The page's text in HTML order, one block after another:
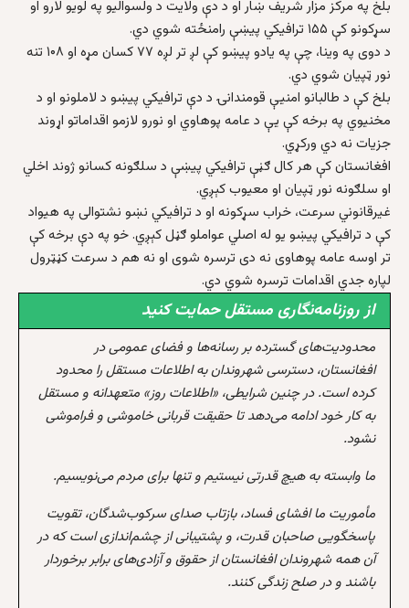
بلخ په مرکز مزار شریف ښار او د دې ولایت د ولسوالیو په لویو لارو او
سړکونو کې ۱۵۵ ترافیکي پیښې رامنځته شوي دي.
د دوی په وینا، چې په یادو پیښو کې لږ تر لږه ۷۷ کسان مړه او ۱۰۸ تنه
نور ټپیان شوي دي.
بلخ کې د طالبانو امنیې قومندانۍ د دې ترافیکي پیښو د لاملونو او د
مخنیوي په برخه کې یې د عامه پوهاوي او نورو لازمو اقداماتو اړوند
جزیات نه دي ورکړي.
افغانستان کې هر کال ګڼې ترافیکي پیښې د سلګونه کسانو ژوند اخلي
او سلګونه نور ټپیان او معیوب کېږي.
غیرقانوني سرعت، خراب سړکونه او د ترافیکي نښو نشتوالی په هیواد
کې د ترافیکي پیښو یو له اصلي عواملو ګڼل کېږي. خو په دې برخه کې
تر اوسه عامه پوهاوی نه دی ترسره شوی او نه هم د سرعت کڼټرول
لپاره جدي اقدامات ترسره شوي دي.
از روزنامه‌نگاری مستقل حمایت کنید
محدودیت‌های گسترده بر رسانه‌ها و فضای عمومی در
افغانستان، دسترسی شهروندان به اطلاعات مستقل را محدود
کرده است. در چنین شرایطی، «اطلاعات روز» متعهدانه و مستقل
به کار خود ادامه می‌دهد تا حقیقت قربانی خاموشی و فراموشی
نشود.
ما وابسته به هیچ قدرتی نیستیم و تنها برای مردم می‌نویسیم.
مأموریت ما افشای فساد، بازتاب صدای سرکوب‌شدگان، تقویت
پاسخگویی صاحبان قدرت، و پشتیبانی از چشم‌اندازی است که در
آن همه شهروندان افغانستان از حقوق و آزادی‌های برابر برخوردار
باشند و در صلح زندگی کنند.